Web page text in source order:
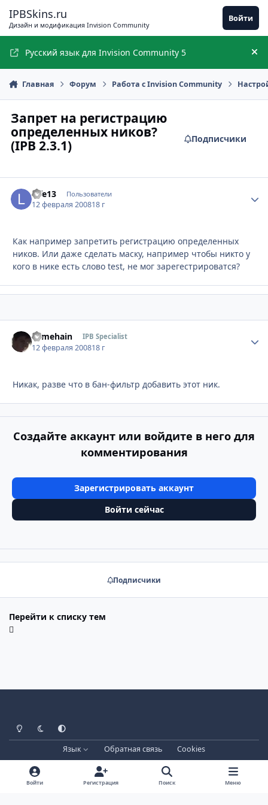
IPBSkins.ru
Дизайн и модификация Invision Community
Войти
Русский язык для Invision Community 5
Главная Форум Работа с Invision Community
Запрет на регистрацию
определенных ников?
(IPB 2.3.1)
Подписчики
Life13 Пользователи
12 февраля 200818 г
Как например запретить регистрацию определенных
ников. Или даже сделать маску, например чтобы никто у
кого в нике есть слово test, не мог зарегестрироватся?
somehain IPB Specialist
12 февраля 200818 г
Никак, разве что в бан-фильтр добавить этот ник.
Создайте аккаунт или войдите в него для
комментирования
Зарегистрировать аккаунт
Войти сейчас
Подписчики
Перейти к списку тем
Светлый режим
Тёмный режим
Системные настройки
Язык Обратная связь
Cookies
Лицензия зарегистрирована на IPBSkins.ru
Powered by
Invision Community
Войти Регистрация Поиск Меню